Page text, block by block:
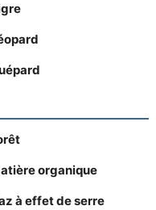
organique
à effet de serre